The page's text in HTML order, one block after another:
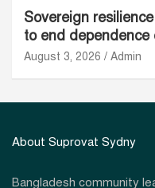
Sovereign
to end
August 3, 2026 Admin
About Suprovat Sydny
Bangladesh community